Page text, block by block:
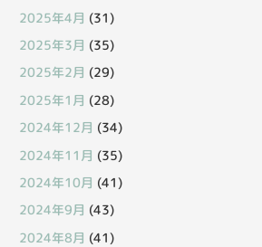
2025年4月 (31)
2025年3月 (35)
2025年2月 (29)
2025年1月 (28)
2024年12月 (34)
2024年11月 (35)
2024年10月 (41)
2024年9月 (43)
2024年8月 (41)